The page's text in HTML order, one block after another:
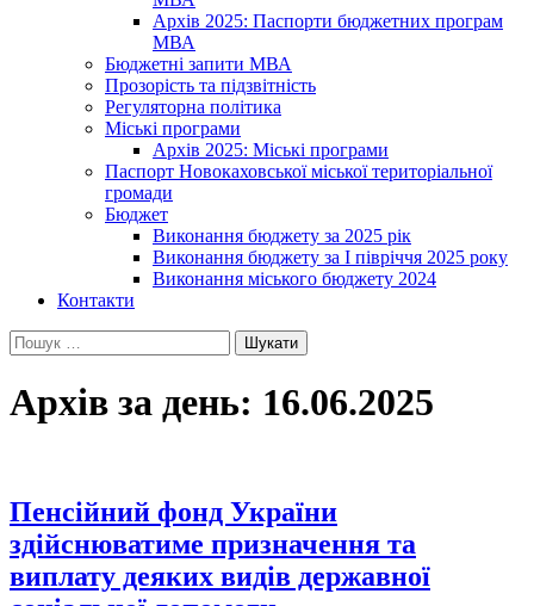
Архів 2025: Паспорти бюджетних програм
МВА
Бюджетні запити МВА
Прозорість та підзвітність
Регуляторна політика
Міські програми
Архів 2025: Міські програми
Паспорт Новокаховської міської територіальної
громади
Бюджет
Виконання бюджету за 2025 рік
Виконання бюджету за І півріччя 2025 року
Виконання міського бюджету 2024
Контакти
Пошук:
Архів за день: 16.06.2025
Пенсійний фонд України
здійснюватиме призначення та
виплату деяких видів державної